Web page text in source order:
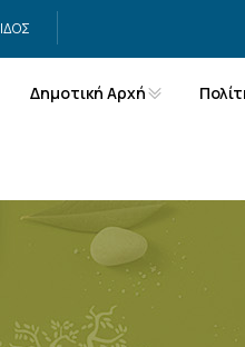
Δημοτική Αρχή